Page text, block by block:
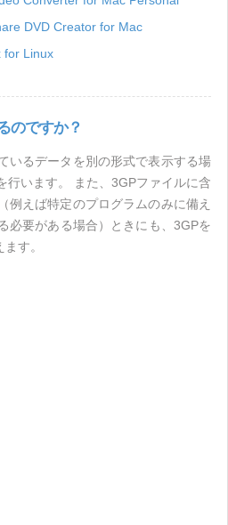
DVD Creator for Mac
for Linux
のですか？
いるデータを別の形式で表示する場
行います。 また、3GPファイルに含
例えば特定のプログラムのみに備え
必要がある場合）ときにも、3GPを
す。